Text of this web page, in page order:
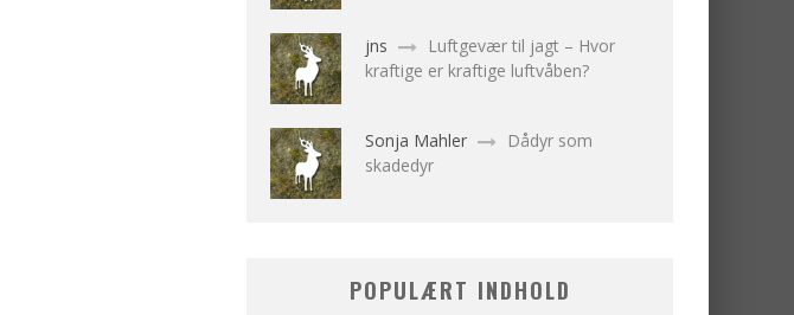
jns
Luftgevær til jagt – Hvor
kraftige er kraftige luftvåben?
Sonja Mahler
Dådyr som
skadedyr
POPULÆRT INDHOLD